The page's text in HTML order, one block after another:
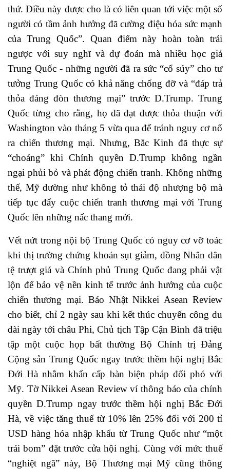
thứ. Điều này được cho là có liên quan tới việc một số
người có tầm ảnh hưởng đã cường điệu hóa sức mạnh
của Trung Quốc”. Quan điểm này hoàn toàn trái
ngược với suy nghĩ và dự đoán mà nhiều học giả
Trung Quốc - những người đã ra sức “cổ súy” cho tư
tưởng Trung Quốc có khả năng chống đỡ và “đáp trả
thỏa đáng đòn thương mại” trước D.Trump. Trung
Quốc từng cho rằng, họ đã đạt được thỏa thuận với
Washington vào tháng 5 vừa qua để tránh nguy cơ nổ
ra chiến thương mại. Nhưng, Bắc Kinh đã thực sự
“choáng” khi Chính quyền D.Trump không ngần
ngại phủi bỏ và phát động chiến tranh. Không những
thế, Mỹ dường như không tỏ thái độ nhượng bộ mà
tiếp tục đẩy cuộc chiến tranh thương mại với Trung
Quốc lên những nấc thang mới.
Vết nứt trong nội bộ Trung Quốc có nguy cơ vỡ toác
khi thị trường chứng khoán sụt giảm, đồng Nhân dân
tệ trượt giá và Chính phủ Trung Quốc đang phải vật
lộn để bảo vệ nền kinh tế trước ảnh hưởng của cuộc
chiến thương mại. Báo Nhật Nikkei Asean Review
cho biết, chỉ 2 ngày sau khi kết thúc chuyến công du
dài ngày tới châu Phi, Chủ tịch Tập Cận Bình đã triệu
tập một cuộc họp bất thường Bộ Chính trị Đảng
Cộng sản Trung Quốc ngay trước thềm hội nghị Bắc
Đới Hà nhằm khẩn cấp bàn biện pháp đối phó với
Mỹ. Tờ Nikkei Asean Review ví thông báo của chính
quyền D.Trump ngay trước thềm hội nghị Bắc Đới
Hà, về việc tăng thuế từ 10% lên 25% đối với 200 tỉ
USD hàng hóa nhập khẩu từ Trung Quốc như “một
trái bom” đặt trước cửa hội nghị. Cùng với mức thuế
“nghiệt ngã” này, Bộ Thương mại Mỹ cũng thông